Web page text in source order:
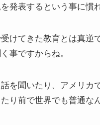
発表するという事に慣
けてきた教育とは真
事ですからね。
を聞いたり、アメリカ
り前で世界でも普通な